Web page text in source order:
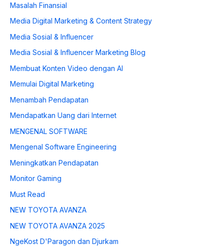
Masalah Finansial
Media Digital Marketing & Content Strategy
Media Sosial & Influencer
Media Sosial & Influencer Marketing Blog
Membuat Konten Video dengan AI
Memulai Digital Marketing
Menambah Pendapatan
Mendapatkan Uang dari Internet
MENGENAL SOFTWARE
Mengenal Software Engineering
Meningkatkan Pendapatan
Monitor Gaming
Must Read
NEW TOYOTA AVANZA
NEW TOYOTA AVANZA 2025
NgeKost D'Paragon dan Djurkam